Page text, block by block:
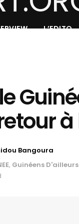
L’EDITO
retour
Bangoura
, Guinéens D'ailleurs